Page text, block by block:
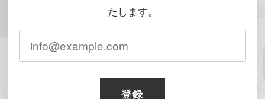
たします。
登録